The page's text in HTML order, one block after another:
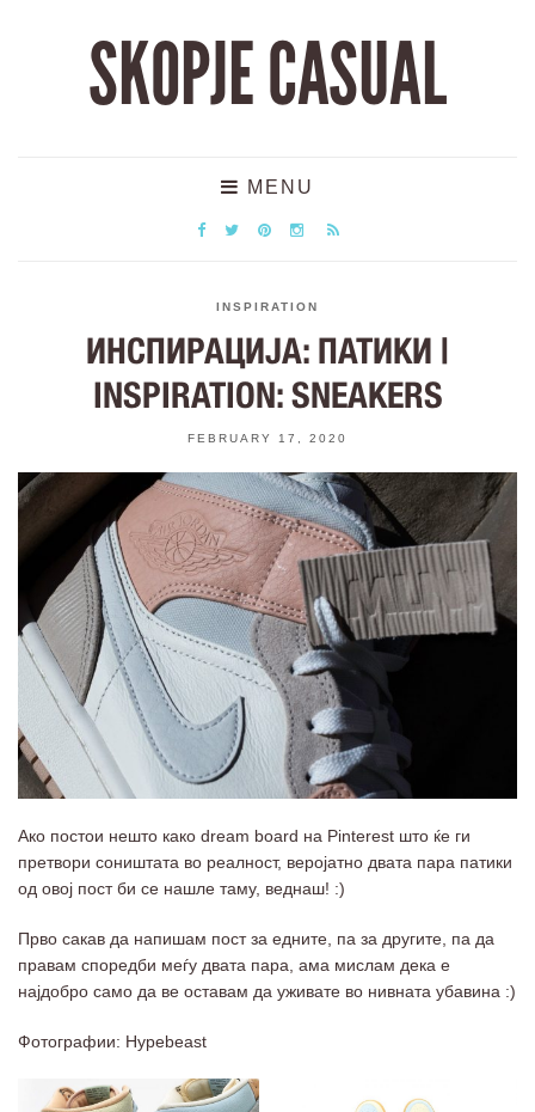
SKOPJE CASUAL
MENU
INSPIRATION
ИНСПИРАЦИЈА: ПАТИКИ |
INSPIRATION: SNEAKERS
FEBRUARY 17, 2020
Ако постои нешто како dream board на Pinterest што ќе ги
претвори соништата во реалност, веројатно двата пара патики
од овој пост би се нашле таму, веднаш! :)
Прво сакав да напишам пост за едните, па за другите, па да
правам споредби меѓу двата пара, ама мислам дека е
најдобро само да ве оставам да уживате во нивната убавина :)
Фотографии: Hypebeast